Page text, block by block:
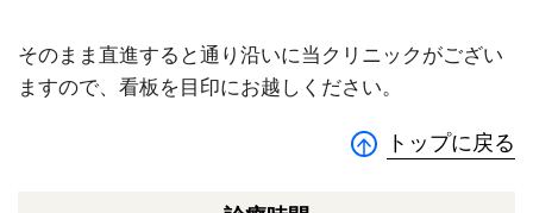
そのまま直進すると通り沿いに当クリニックがござい
ますので、看板を目印にお越しください。
トップに戻る